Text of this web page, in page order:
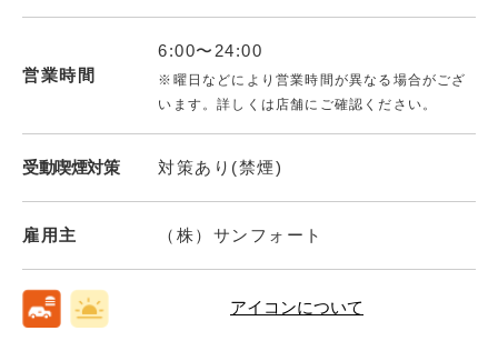
営業時間
6:00〜24:00
※曜日などにより営業時間が異なる場合がござ
います。詳しくは店舗にご確認ください。
受動喫煙対策 対策あり(禁煙)
雇用主 （株）サンフォート
アイコンについて